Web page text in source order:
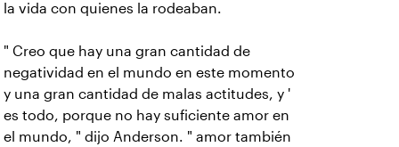
la vida con quienes la rodeaban.
" Creo que hay una gran cantidad de
negatividad en el mundo en este momento
y una gran cantidad de malas actitudes, y '
es todo, porque no hay suficiente amor en
el mundo, " dijo Anderson. " amor también